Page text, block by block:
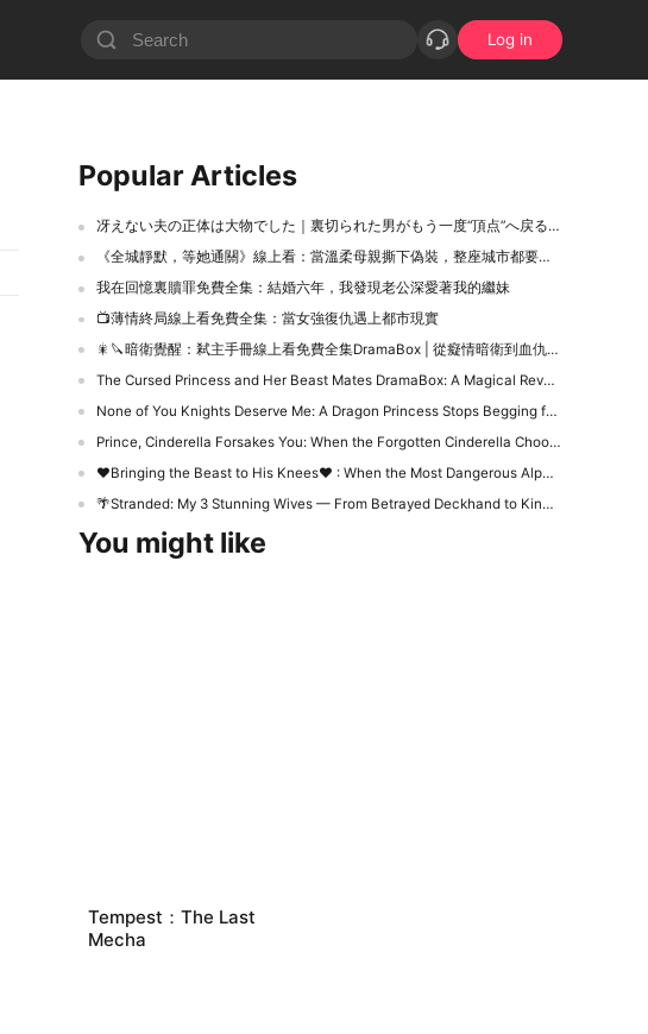
Log in
You might like
Tempest：The Last
Mecha
Popular Articles
冴えない夫の正体は大物でした｜裏切られた男がもう一度“頂点”へ戻る逆転劇
《全城靜默，等她通關》線上看：當溫柔母親撕下偽裝，整座城市都要為她的復仇讓路
我在回憶裏贖罪免費全集：結婚六年，我發現老公深愛著我的繼妹
📺薄情終局線上看免費全集：當女強復仇遇上都市現實
🎇🔪暗衛覺醒：弒主手冊線上看免費全集DramaBox | 從癡情暗衛到血仇覺醒的史詩之旅
The Cursed Princess and Her Beast Mates DramaBox: A Magical Reverse Harem Fantasy Full of Curses & Loyal Monster Lovers
None of You Knights Deserve Me: A Dragon Princess Stops Begging for Love and Chooses Her Crown
Prince, Cinderella Forsakes You: When the Forgotten Cinderella Chooses the Beast
❤Bringing the Beast to His Knees❤ : When the Most Dangerous Alpha Finally Surrenders to Love
🌴Stranded: My 3 Stunning Wives — From Betrayed Deckhand to King of a Deadly Island